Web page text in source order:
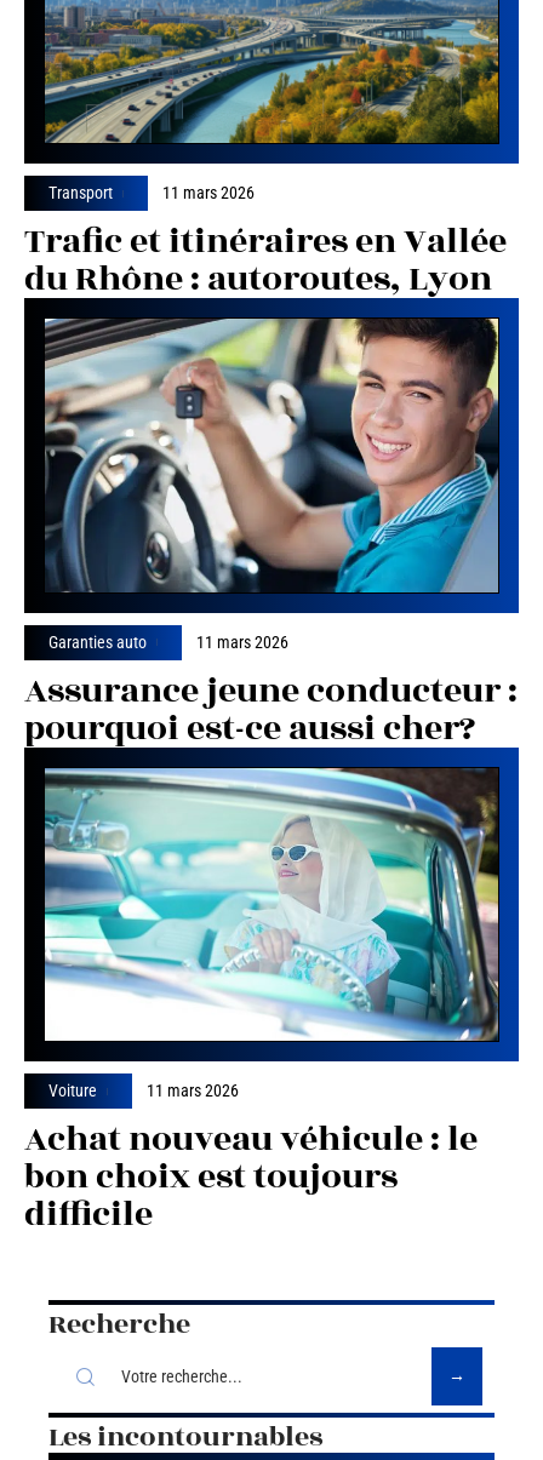
Transport 11 mars 2026
Trafic et itinéraires en Vallée
du Rhône : autoroutes, Lyon
Garanties auto 11 mars 2026
Assurance jeune conducteur :
pourquoi est-ce aussi cher?
Voiture 11 mars 2026
Achat nouveau véhicule : le
bon choix est toujours
difficile
Recherche
Les incontournables